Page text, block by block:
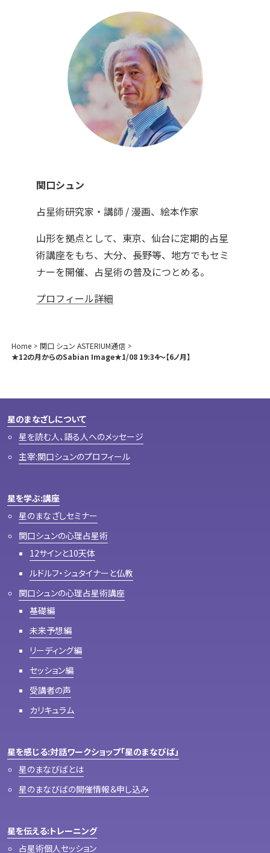
関口シュン
占星術研究家・講師 / 漫画、絵本作家
山形を拠点として、東京、仙台に定期的占星
術講座をもち、大分、長野等、地方でもセミ
ナーを開催、占星術の普及につとめる。
プロフィール詳細
Home
関口 シュン ASTERIUM通信
★12の月からのSabian Image★1/08 19:34～【6ノ月】
星のまなざしについて
星を読む人、語る人へのメッセージ
主宰:関口シュンのプロフィール
星を学ぶ:講座
星のまなざしセミナー
関口シュンの心理占星術
12サインと10天体
ルドルフ・シュタイナーと仏教
関口シュンの心理占星術講座
基礎編
未来予想編
リーディング編
セッション編
受講者の声
カリキュラム
星を感じる:対話ワークショップ「星のまなびば」
星のまなびばとは
星のまなびばの開催情報＆申し込み
星を伝える:トレーニング
占星術個人セッション